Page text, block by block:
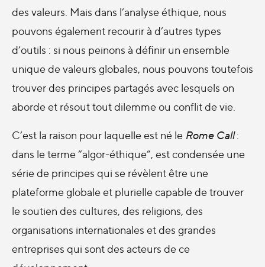
des valeurs. Mais dans l’analyse éthique, nous
pouvons également recourir à d’autres types
d’outils : si nous peinons à définir un ensemble
unique de valeurs globales, nous pouvons toutefois
trouver des principes partagés avec lesquels on
aborde et résout tout dilemme ou conflit de vie.
C’est la raison pour laquelle est né le Rome Call:
dans le terme “algor-éthique”, est condensée une
série de principes qui se révèlent être une
plateforme globale et plurielle capable de trouver
le soutien des cultures, des religions, des
organisations internationales et des grandes
entreprises qui sont des acteurs de ce